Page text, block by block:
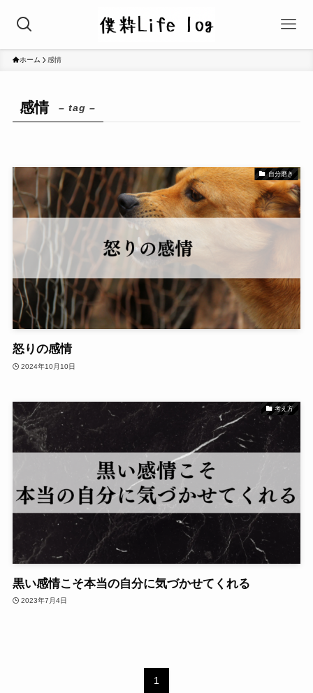
ホーム 感情
感情 – tag –
自分磨き
怒りの感情
2024年10月10日
考え方
黒い感情こそ本当の自分に気づかせてくれる
2023年7月4日
1